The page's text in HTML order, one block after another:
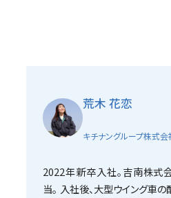
荒木 花恋
キチナングループ株式
2022年新卒入社。吉南株式
当。 入社後、大型ウイング車